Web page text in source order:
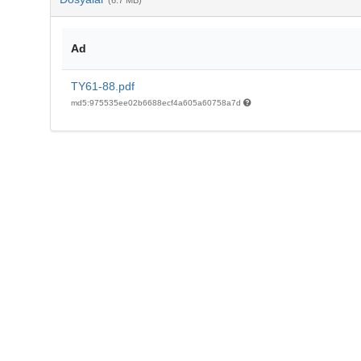
Ad
TY61-88.pdf
md5:975535ee02b6688ecf4a605a60758a7d